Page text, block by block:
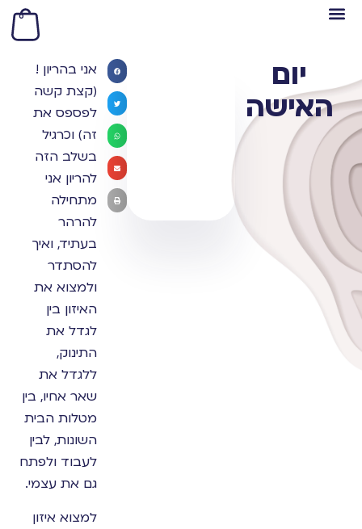
0
יום
האישה
אני בהריון !
(קצת קשה
לפספס את
זה) וכרגיל
בשלב הזה
להריון אני
מתחילה
להרהר
בעתיד, ואיך
להסתדר
ולמצוא את
האיזון בין
לגדל את
התינוק,
ללגדל את
שאר אחיו, בין
מטלות הבית
השונות, לבין
לעבוד ולפתח
גם את עצמי.
למצוא איזון